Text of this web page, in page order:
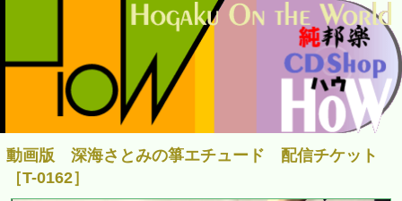
動画版 深海さとみの箏エチュード 配信チケット
［T-0162］